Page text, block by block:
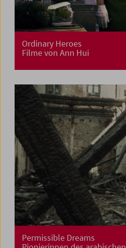
Ordinary Heroes
Filme von Ann Hui
Permissible Dreams